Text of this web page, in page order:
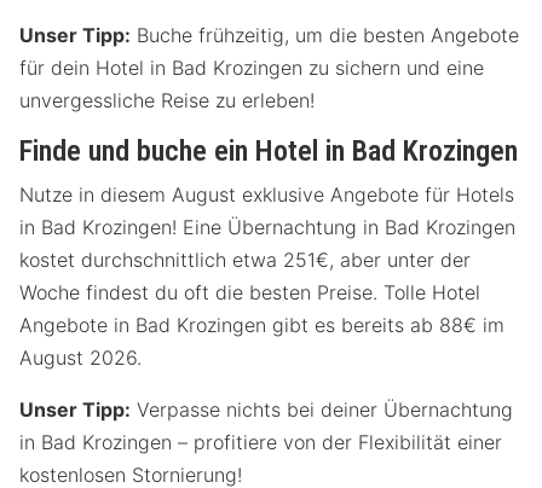
Unser Tipp: Buche frühzeitig, um die besten Angebote
für dein Hotel in Bad Krozingen zu sichern und eine
unvergessliche Reise zu erleben!
Finde und buche ein Hotel in Bad Krozingen
Nutze in diesem August exklusive Angebote für Hotels
in Bad Krozingen! Eine Übernachtung in Bad Krozingen
kostet durchschnittlich etwa 251€, aber unter der
Woche findest du oft die besten Preise. Tolle Hotel
Angebote in Bad Krozingen gibt es bereits ab 88€ im
August 2026.
Unser Tipp: Verpasse nichts bei deiner Übernachtung
in Bad Krozingen – profitiere von der Flexibilität einer
kostenlosen Stornierung!